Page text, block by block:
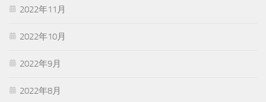
2022年11月
2022年10月
2022年9月
2022年8月